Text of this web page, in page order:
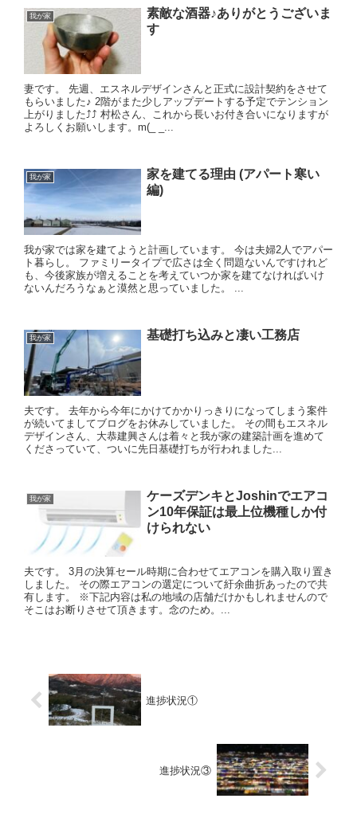
我が家
素敵な酒器♪ありがとうございま
す
妻です。 先週、エスネルデザインさんと正式に設計契約をさせて
もらいました♪ 2階がまた少しアップデートする予定でテンション
上がりました⤴︎⤴︎ 村松さん、これから長いお付き合いになりますが
よろしくお願いします。m(_ _...
我が家
家を建てる理由 (アパート寒い
編)
我が家では家を建てようと計画しています。 今は夫婦2人でアパー
ト暮らし。 ファミリータイプで広さは全く問題ないんですけれど
も、今後家族が増えることを考えていつか家を建てなければいけ
ないんだろうなぁと漠然と思っていました。 ...
我が家 基礎打ち込みと凄い工務店
夫です。 去年から今年にかけてかかりっきりになってしまう案件
が続いてましてブログをお休みしていました。 その間もエスネル
デザインさん、大恭建興さんは着々と我が家の建築計画を進めて
くださっていて、ついに先日基礎打ちが行われました...
我が家
ケーズデンキとJoshinでエアコ
ン10年保証は最上位機種しか付
けられない
夫です。 3月の決算セール時期に合わせてエアコンを購入取り置き
しました。 その際エアコンの選定について紆余曲折あったので共
有します。 ※下記内容は私の地域の店舗だけかもしれませんので
そこはお断りさせて頂きます。念のため。...
進捗状況①
進捗状況③